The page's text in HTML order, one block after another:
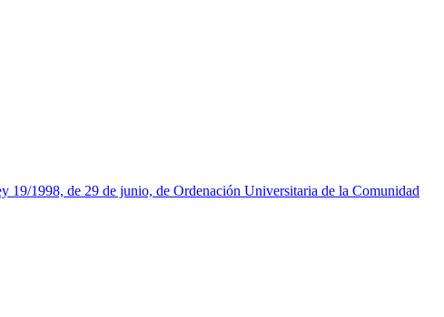
19/1998, de 29 de junio, de Ordenación Universitaria de la Comunidad